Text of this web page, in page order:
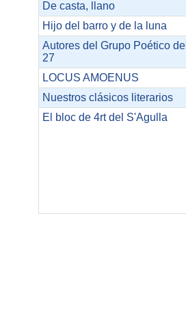
De casta, llano
Hijo del barro y de la luna
Autores del Grupo Poético del
27
LOCUS AMOENUS
Nuestros clásicos literarios
El bloc de 4rt del S'Agulla